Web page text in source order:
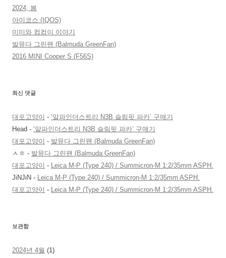
2024, 봄
아이코스 (IQOS)
미미와 컴컴이 이야기
발뮤다 그린팬 (Balmuda GreenFan)
2016 MINI Cooper S (F56S)
최신 댓글
대포고양이 - ‘알파인더스트리 N3B 슬림핏 파카’ 구매기
Head - ‘알파인더스트리 N3B 슬림핏 파카’ 구매기
대포고양이 - 발뮤다 그린팬 (Balmuda GreenFan)
ㅅㅎ - 발뮤다 그린팬 (Balmuda GreenFan)
대포고양이 - Leica M-P (Type 240) / Summicron-M 1:2/35mm ASPH.
JiNJiN - Leica M-P (Type 240) / Summicron-M 1:2/35mm ASPH.
대포고양이 - Leica M-P (Type 240) / Summicron-M 1:2/35mm ASPH.
보관함
2024년 4월 (1)